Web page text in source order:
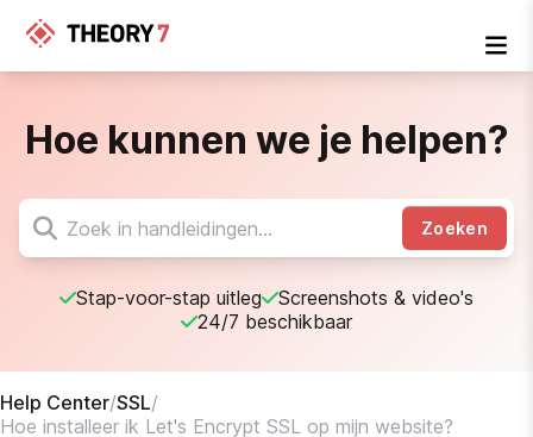
Hoe kunnen we je helpen?
Zoeken
Stap-voor-stap uitleg
Screenshots & video's
24/7 beschikbaar
Help Center/SSL/
Hoe installeer ik Let's Encrypt SSL op mijn website?